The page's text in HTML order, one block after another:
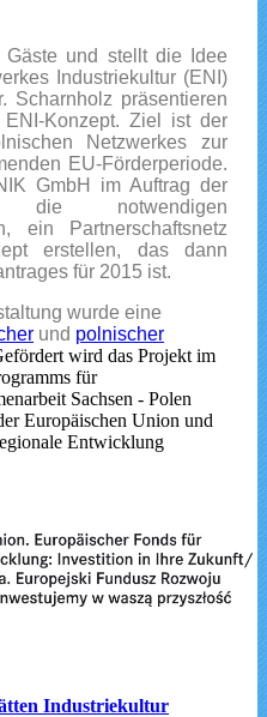
und stellt die Idee
Industriekultur (ENI)
Scharnholz präsentieren
Konzept. Ziel ist der
Netzwerkes zur
EU-Förderperiode.
GmbH im Auftrag der
die notwendigen
ein Partnerschaftsnetz
erstellen, das dann
für 2015 ist.
wurde eine
und polnischer
wird das Projekt im
für
Sachsen - Polen
Europäischen Union und
Entwicklung
Industriekultur